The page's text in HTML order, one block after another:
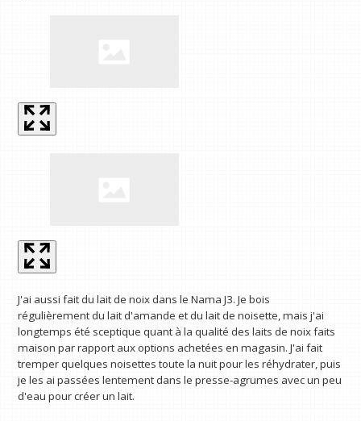
J'ai aussi fait du lait de noix dans le Nama J3. Je bois
régulièrement du lait d'amande et du lait de noisette, mais j'ai
longtemps été sceptique quant à la qualité des laits de noix faits
maison par rapport aux options achetées en magasin. J'ai fait
tremper quelques noisettes toute la nuit pour les réhydrater, puis
je les ai passées lentement dans le presse-agrumes avec un peu
d'eau pour créer un lait.